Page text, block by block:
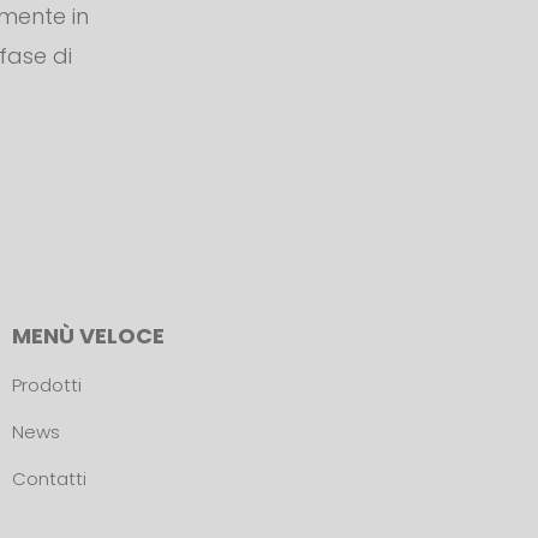
in
di
MENÙ VELOCE
Prodotti
News
Contatti